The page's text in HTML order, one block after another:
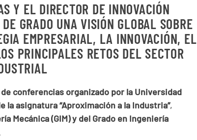
Y EL DIRECTOR DE INNOVACIÓN
GRADO UNA VISIÓN GLOBAL SOBRE
EMPRESARIAL, LA INNOVACIÓN, EL
PRINCIPALES RETOS DEL SECTOR
conferencias organizado por la Universidad
la asignatura “Aproximación a la Industria”,
Mecánica (GIM) y del Grado en Ingeniería